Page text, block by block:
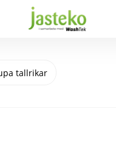
tallrikar